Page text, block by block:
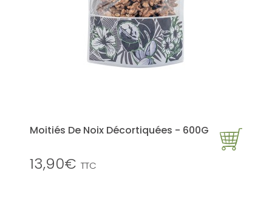
Moitiés De Noix Décortiquées - 600G
13,90€ TTC